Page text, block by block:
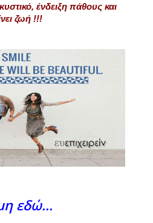
ένδειξη πάθους και
ζωή !!!
εδώ…